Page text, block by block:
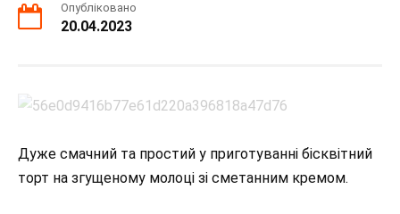
Опубліковано
20.04.2023
Дуже смачний та простий у приготуванні бісквітний
торт на згущеному молоці зі сметанним кремом.